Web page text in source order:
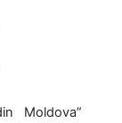
Moldova”